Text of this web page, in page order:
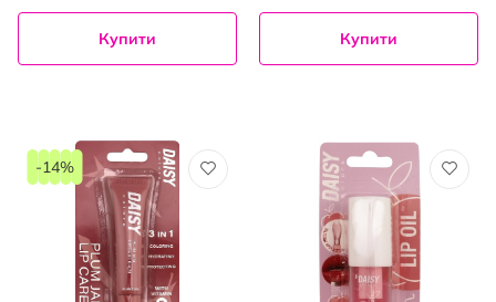
Купити Купити
-14%